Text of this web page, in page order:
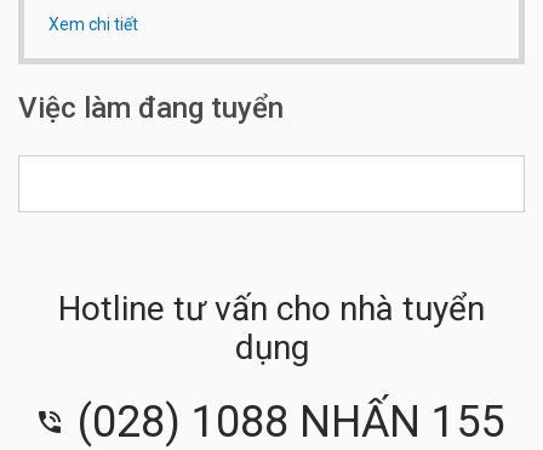
Qui mô công ty:
Số điện thoại:0908.148.988
Xem chi tiết
Việc làm đang tuyển
Hotline tư vấn cho nhà tuyển
dụng
(028) 1088 NHẤN 155